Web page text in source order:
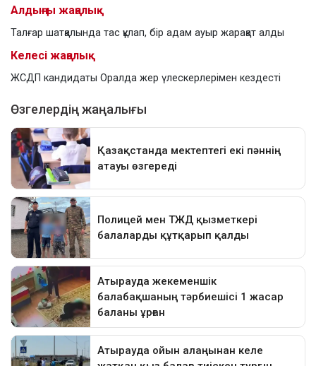
Алдыңғы жаңалық
Талғар шатқалында тас құлап, бір адам ауыр жарақат алды
Келесі жаңалық
ЖСДП кандидаты Оралда жер үлескерлерімен кездесті